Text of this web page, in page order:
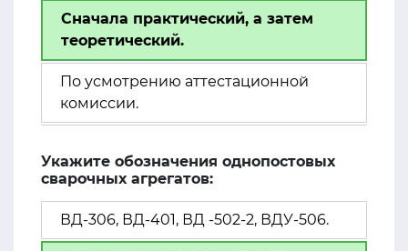
Сначала практический, а затем
теоретический.
По усмотрению аттестационной
комиссии.
Укажите обозначения однопостовых
сварочных агрегатов:
ВД-306, ВД-401, ВД -502-2, ВДУ-506.